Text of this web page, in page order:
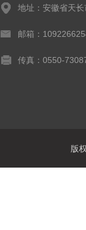
地址：安徽省天
邮箱：
传真：0550-
版